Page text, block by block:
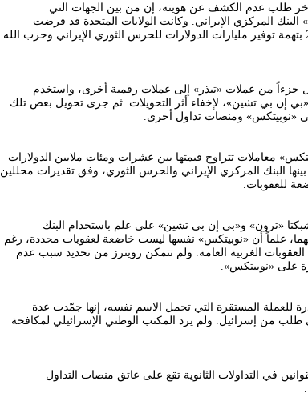
طلب عدم الكشف عن هويته، إن من بين الجهات التي
المركزي الإيراني. وكانت الولايات المتحدة قد فرضت
عقوبات على البنك المركزي عام 2019 بتهمة توفير مليارات الدولارات للحرس الثوري الإيراني وحزب الله
جزءاً من عملات «تيذر» إلى عملات رقمية أخرى، واستخدم
إن بي تشين»، لإخفاء أثر التحويلات. ثم جرى تحويل بعض تلك
«نوبيتكس» ومنصات تداول أخرى.
عالجت «نوبيتكس» معاملات تتراوح قيمتها بين عشرات ومئات ملايين الدولارات
البنك المركزي الإيراني والحرس الثوري، وفق تقديرات محللين
للعقوبات.
«ترون» و«بي إن بي تشين» على علم باستخدام البنك
علماً أن «نوبيتكس» نفسها ليست خاضعة لعقوبات محددة، رغم
الغربية العامة. ولم تتمكن رويترز من تحديد سبب عدم
على «نوبيتكس».
للعملة المستقرة التي تحمل الاسم نفسه، إنها جمّدت عدة
طلب من إسرائيل. ولم يرد المكتب الوطني الإسرائيلي لمكافحة
في التداولات الثانوية تقع على عاتق منصات التداول